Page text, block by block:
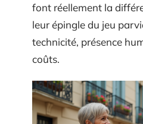
font réellement la
leur épingle du jeu
technicité, présence
coûts.